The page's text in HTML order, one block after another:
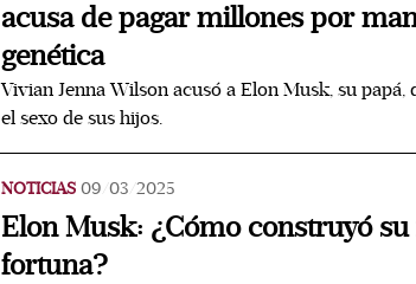
acusa de pagar millones por
genética
Vivian Jenna Wilson acusó a Elon Musk, su papá,
el sexo de sus hijos.
NOTICIAS 09/03/2025
Elon Musk: ¿Cómo construyó
fortuna?